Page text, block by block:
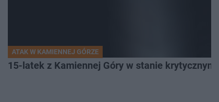
ATAK W KAMIENNEJ GÓRZE
15-latek z Kamiennej Góry w stanie